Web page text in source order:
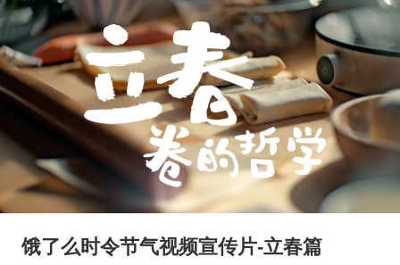
饿了么时令节气视频宣传片-立春篇